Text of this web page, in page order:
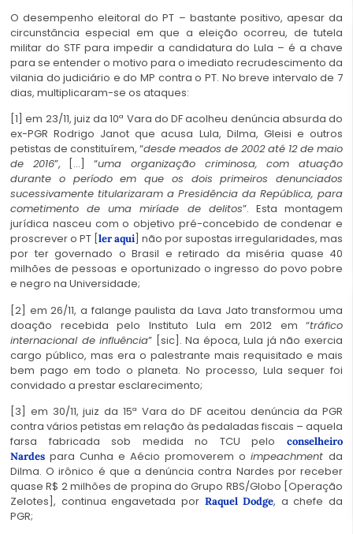
O desempenho eleitoral do PT – bastante positivo, apesar da
circunstância especial em que a eleição ocorreu, de tutela
militar do STF para impedir a candidatura do Lula – é a chave
para se entender o motivo para o imediato recrudescimento da
vilania do judiciário e do MP contra o PT. No breve intervalo de 7
dias, multiplicaram-se os ataques:
[1] em 23/11, juiz da 10ª Vara do DF acolheu denúncia absurda do
ex-PGR Rodrigo Janot que acusa Lula, Dilma, Gleisi e outros
petistas de constituírem, “desde meados de 2002 até 12 de maio
de 2016”, […] “uma organização criminosa, com atuação
durante o período em que os dois primeiros denunciados
sucessivamente titularizaram a Presidência da República, para
cometimento de uma miríade de delitos”. Esta montagem
jurídica nasceu com o objetivo pré-concebido de condenar e
proscrever o PT [ ler aqui ] não por supostas irregularidades, mas
por ter governado o Brasil e retirado da miséria quase 40
milhões de pessoas e oportunizado o ingresso do povo pobre
e negro na Universidade;
[2] em 26/11, a falange paulista da Lava Jato transformou uma
doação recebida pelo Instituto Lula em 2012 em “tráfico
internacional de influência” [sic]. Na época, Lula já não exercia
cargo público, mas era o palestrante mais requisitado e mais
bem pago em todo o planeta. No processo, Lula sequer foi
convidado a prestar esclarecimento;
[3] em 30/11, juiz da 15ª Vara do DF aceitou denúncia da PGR
contra vários petistas em relação às pedaladas fiscais – aquela
farsa fabricada sob medida no TCU pelo conselheiro
Nardes para Cunha e Aécio promoverem o impeachment da
Dilma. O irônico é que a denúncia contra Nardes por receber
quase R$ 2 milhões de propina do Grupo RBS/Globo [Operação
Zelotes], continua engavetada por Raquel Dodge, a chefe da
PGR;